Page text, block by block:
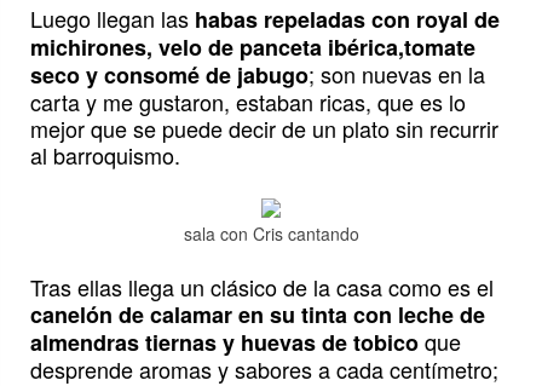
Luego llegan las habas repeladas con royal de
michirones, velo de panceta ibérica,tomate
seco y consomé de jabugo; son nuevas en la
carta y me gustaron, estaban ricas, que es lo
mejor que se puede decir de un plato sin recurrir
al barroquismo.
sala con Cris cantando
Tras ellas llega un clásico de la casa como es el
canelón de calamar en su tinta con leche de
almendras tiernas y huevas de tobicoque
desprende aromas y sabores a cada centímetro;